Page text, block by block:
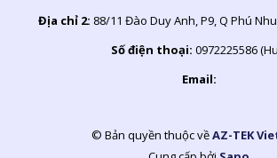
Địa chỉ 2: 88/11 Đào Duy Anh, P9, Q Phú
Số điện thoại: 0972225586
Email:
© Bản quyền thuộc vềAZ-TEK